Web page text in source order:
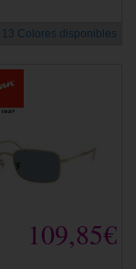
13 Colores disponibles
109,85€